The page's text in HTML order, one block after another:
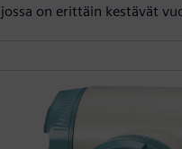
jossa on erittäin kestävät